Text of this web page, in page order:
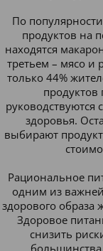
По
продуктов на
находятся
третьем – мясо и
только 44%
продуктов
руководствуются
здоровья.
выбирают
Рациональное
одним из
здорового образа
Здоровое
снизить